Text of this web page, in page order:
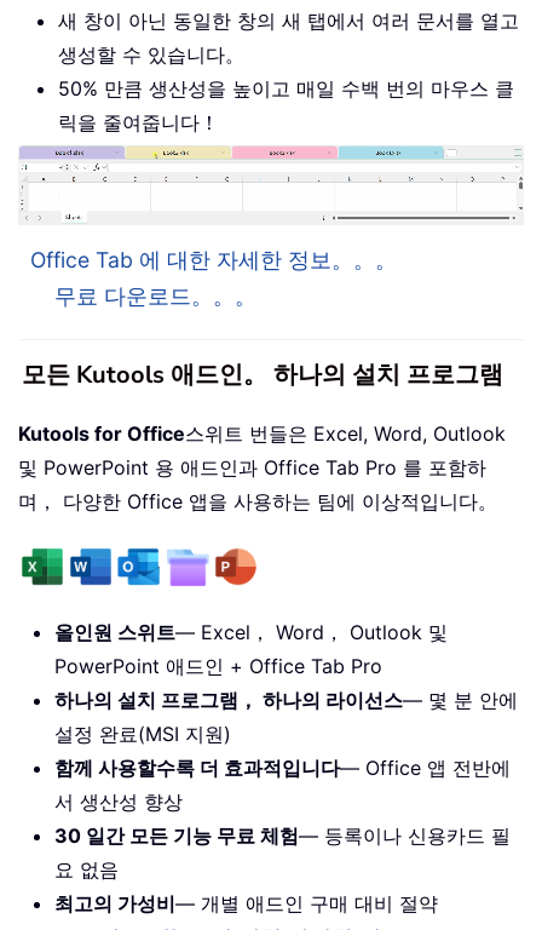
새 창이 아닌 동일한 창의 새 탭에서 여러 문서를 열고
생성할 수 있습니다。
50% 만큼 생산성을 높이고 매일 수백 번의 마우스 클
릭을 줄여줍니다！
Office Tab 에 대한 자세한 정보。。。
무료 다운로드。。。
모든 Kutools 애드인。 하나의 설치 프로그램
Kutools for Office스위트 번들은 Excel, Word, Outlook
및 PowerPoint 용 애드인과 Office Tab Pro 를 포함하
며， 다양한 Office 앱을 사용하는 팀에 이상적입니다。
올인원 스위트— Excel， Word， Outlook 및
PowerPoint 애드인 + Office Tab Pro
하나의 설치 프로그램， 하나의 라이선스— 몇 분 안에
설정 완료(MSI 지원)
함께 사용할수록 더 효과적입니다— Office 앱 전반에
서 생산성 향상
30 일간 모든 기능 무료 체험— 등록이나 신용카드 필
요 없음
최고의 가성비— 개별 애드인 구매 대비 절약